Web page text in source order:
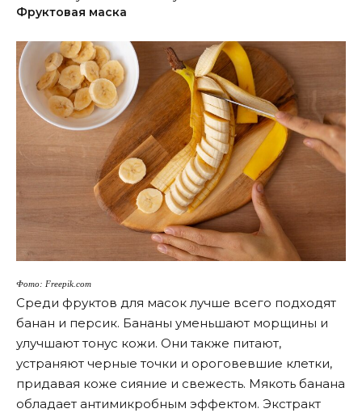
Фруктовая маска
Фото: Freepik.com
Среди фруктов для масок лучше всего подходят
банан и персик. Бананы уменьшают морщины и
улучшают тонус кожи. Они также питают,
устраняют черные точки и ороговевшие клетки,
придавая коже сияние и свежесть. Мякоть банана
обладает антимикробным эффектом. Экстракт